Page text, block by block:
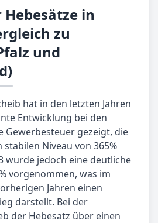
in
zu
und
hat in den letzten Jahren
Entwicklung bei den
Gewerbesteuer gezeigt, die
stabilen Niveau von 365%
wurde jedoch eine deutliche
vorgenommen, was im
Jahren einen
darstellt. Bei der
der Hebesatz über einen